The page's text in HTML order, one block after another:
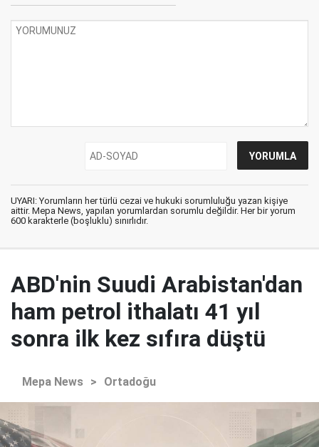
UYARI: Yorumların her türlü cezai ve hukuki sorumluluğu yazan kişiye
aittir. Mepa News, yapılan yorumlardan sorumlu değildir. Her bir yorum
600 karakterle (boşluklu) sınırlıdır.
ABD'nin Suudi Arabistan'dan
ham petrol ithalatı 41 yıl
sonra ilk kez sıfıra düştü
Mepa News > Ortadoğu